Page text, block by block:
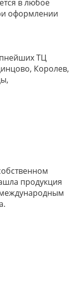
в любое
оформлении
ТЦ
Королев,
продукция
международным